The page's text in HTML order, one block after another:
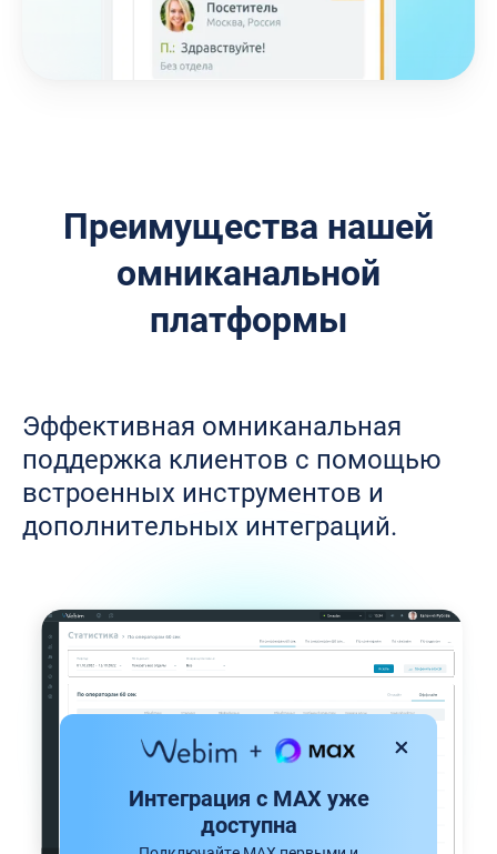
Преимущества нашей
омниканальной
платформы
Эффективная омниканальная
поддержка клиентов с помощью
встроенных инструментов и
дополнительных интеграций.
Интеграция с MAX уже
доступна